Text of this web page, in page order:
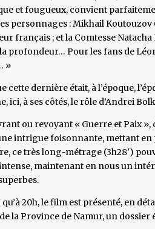
et fougueux, convient
personnages : Mikhail
français ; et la Comtesse
profondeur… Pour les fans de
»
cette dernière était, à l’époque,
ici, à ses côtés, le rôle d’Andrei
ou revoyant « Guerre et Paix
intrigue foisonnante, mettant en
ce très long-métrage (3h28′)
maintenant en nous un
qu’à 20h, le film est présenté, en
la Province de Namur, un